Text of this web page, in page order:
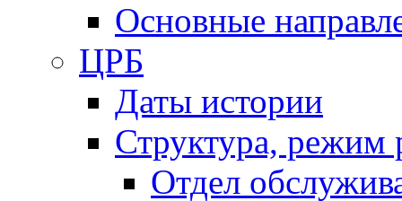
Основные
ЦРБ
Даты истории
Структура, режим
Отдел